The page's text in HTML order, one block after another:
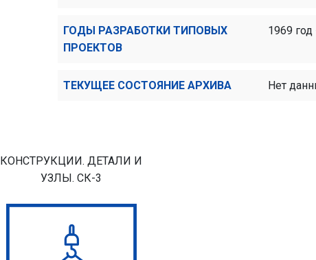
ГОДЫ РАЗРАБОТКИ ТИПОВЫХ
ПРОЕКТОВ
1969 год
ТЕКУЩЕЕ СОСТОЯНИЕ АРХИВА Нет
КОНСТРУКЦИИ. ДЕТАЛИ И
УЗЛЫ. СК-3